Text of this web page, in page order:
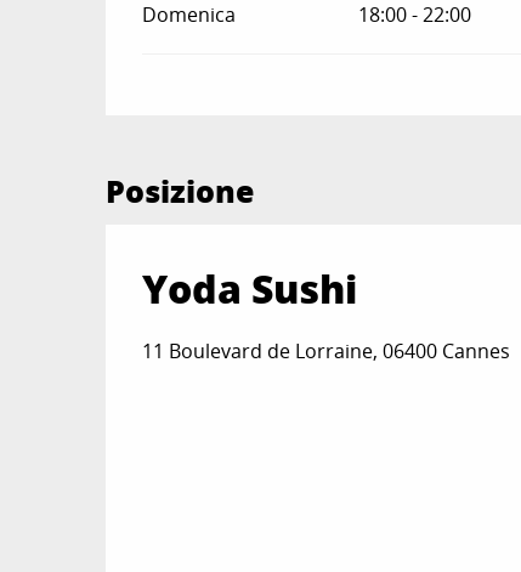
Domenica 18:00 - 22:00
Posizione
Yoda Sushi
11 Boulevard de Lorraine, 06400 Cannes